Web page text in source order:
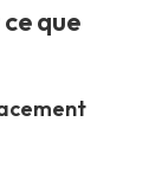
que